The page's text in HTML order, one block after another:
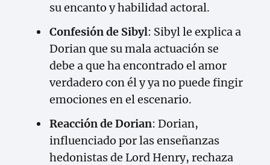
su encanto y habilidad actoral.
Confesión de Sibyl: Sibyl le explica a
Dorian que su mala actuación se
debe a que ha encontrado el amor
verdadero con él y ya no puede fingir
emociones en el escenario.
Reacción de Dorian: Dorian,
influenciado por las enseñanzas
hedonistas de Lord Henry, rechaza